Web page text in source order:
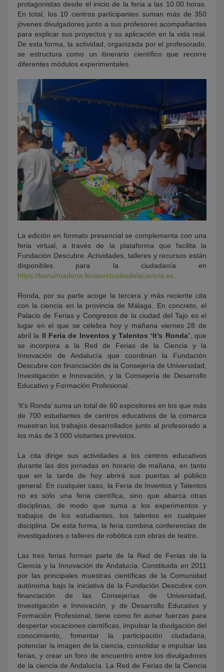
protagonistas desde el inicio de la feria a las 10.00 horas.
En total, los 10 centros participantes suman más de 350
jóvenes divulgadores junto a sus profesores acompañantes
para explicar sus proyectos y su aplicación en la vida real.
De esta forma, la actividad, organizada por el profesorado,
se estructura como un itinerario científico que recorre
diferentes módulos experimentales.
La edición en formato presencial se complementa con una
feria virtual, a través de la plataforma que facilita la
Fundación Descubre. Actividades, talleres y recursos están
disponibles para la ciudadanía en
https://benalmadena.feriasvirtualesdelaciencia.es.
Ronda, por su parte acoge la tercera y más reciente cita
con la ciencia en la provincia de Málaga. En concreto, el
Palacio de Ferias y Congresos de la ciudad del Tajo es el
lugar en el que se celebra hoy y mañana viernes 28 de
abril la II Feria de Inventos y Talentos ‘It’s Ronda’, que
se incorpora a la Red de Ferias de la Ciencia y la
Innovación de Andalucía que coordinan la Fundación
Descubre con financiación de la Consejería de Universidad,
Investigación e Innovación, y la Consejería de Desarrollo
Educativo y Formación Profesional.
‘It’s Ronda’ suma un total de 60 expositores en los que más
de 700 estudiantes de centros educativos de la comarca
muestran los trabajos desarrollados junto al profesorado a
los más de 3.000 visitantes previstos.
La cita dirige sus actividades a los centros educativos
durante las dos jornadas en horario de mañana, en tanto
que en la tarde de hoy abrirá sus puertas al público
general. En cualquier caso, la Feria de Inventos y Talentos
no es sólo una feria científica, sino que abarca otras
disciplinas, de modo que suma a los experimentos y
trabajos de los estudiantes, los talentos en cualquier
disciplina. De esta forma, la feria combina conferencias de
investigadores o talleres de robótica con obras de teatro.
Las tres ferias forman parte de la Red de Ferias de la
Ciencia y la Innovación de Andalucía. Constituida en 2011
por las principales muestras científicas de la Comunidad
autónoma bajo la iniciativa de la Fundación Descubre con
financiación de las Consejerías de Universidad,
Investigación e Innovación, y de Desarrollo Educativo y
Formación Profesional, tiene como fin aunar fuerzas para
despertar vocaciones científicas, impulsar la divulgación del
conocimiento, fomentar la participación ciudadana,
potenciar la imagen de la ciencia, consolidar e impulsar las
ferias, y crear un foro de encuentro entre los divulgadores
de la ciencia de Andalucía. La Red de Ferias de la Ciencia